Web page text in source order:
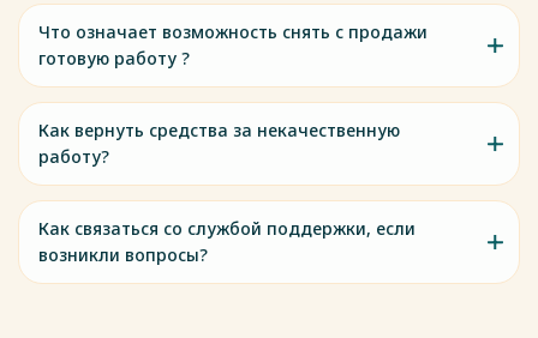
Что означает возможность снять с продажи
готовую работу ?
Как вернуть средства за некачественную
работу?
Как связаться со службой поддержки, если
возникли вопросы?